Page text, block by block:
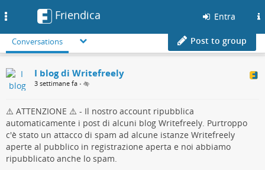
Friendica Entra
Conversations Post to group
I blog di Writefreely
3 settimane fa •
⚠️ ATTENZIONE ⚠️ - Il nostro account ripubblica
automaticamente i post di alcuni blog Writefreely. Purtroppo
c'è stato un attacco di spam ad alcune istanze Writefreely
aperte al pubblico in registrazione aperta e noi abbiamo
ripubblicato anche lo spam.